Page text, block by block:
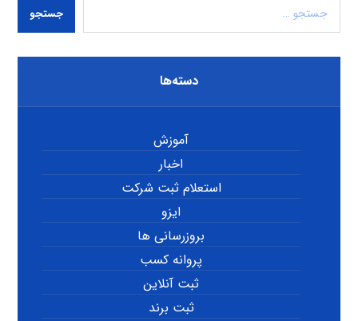
جستجو
دسته‌ها
آموزش
اخبار
استعلام ثبت شرکت
ایزو
بروزرسانی ها
پروانه کسب
ثبت آنلاین
ثبت برند